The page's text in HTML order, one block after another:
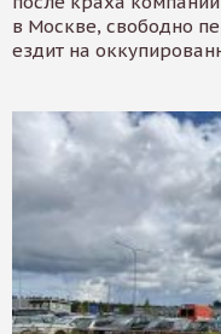
в Москве, свободно
ездит на